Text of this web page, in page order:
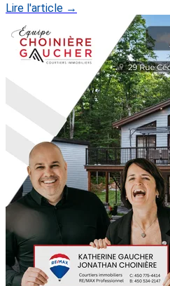
Lire l'article →